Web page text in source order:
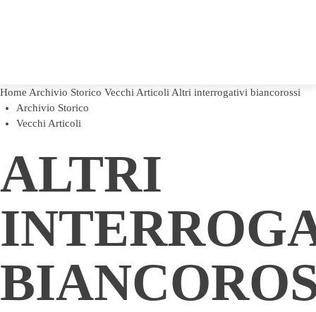
Home Archivio Storico Vecchi Articoli Altri interrogativi biancorossi
Archivio Storico
Vecchi Articoli
ALTRI